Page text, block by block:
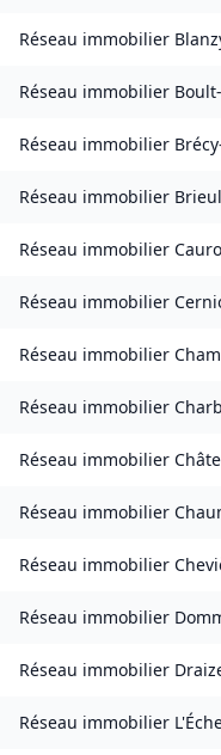
Réseau immobilier
Réseau immobilier
Réseau immobilier
Réseau immobilier
Réseau immobilier
Réseau immobilier
Réseau immobilier
Réseau immobilier
Réseau immobilier
Réseau immobilier
Réseau immobilier
Réseau immobilier
Réseau immobilier
Réseau immobilier